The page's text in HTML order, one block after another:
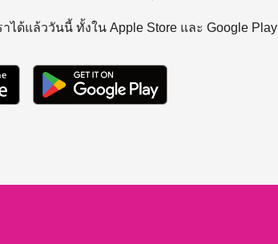
ได้แล้ววันนี้ ทั้งใน Apple Store และ Google Play